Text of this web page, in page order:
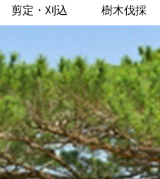
剪定・刈込 樹木伐採